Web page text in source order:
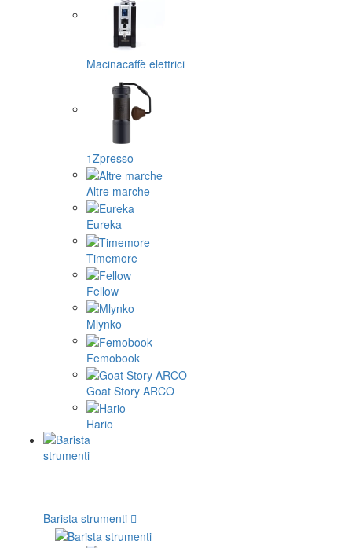
Macinacaffè elettrici
1Zpresso
Altre marche
Eureka
Timemore
Fellow
Mlynko
Femobook
Goat Story ARCO
Hario
Barista strumenti